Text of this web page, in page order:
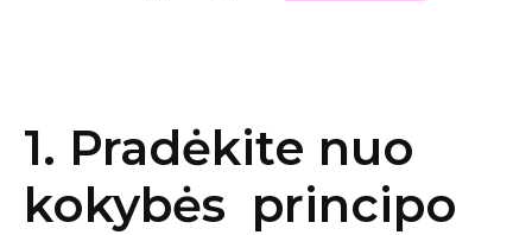
1. Pradėkite nuo
kokybės principo